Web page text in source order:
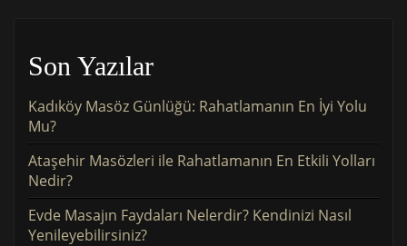
Son Yazılar
Kadıköy Masöz Günlüğü: Rahatlamanın En İyi Yolu
Mu?
Ataşehir Masözleri ile Rahatlamanın En Etkili Yolları
Nedir?
Evde Masajın Faydaları Nelerdir? Kendinizi Nasıl
Yenileyebilirsiniz?